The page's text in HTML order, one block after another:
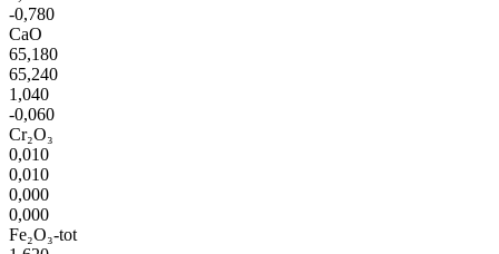
-0,780
CaO
65,180
65,240
1,040
-0,060
Cr₂O₃
0,010
0,010
0,000
0,000
Fe₂O₃-tot